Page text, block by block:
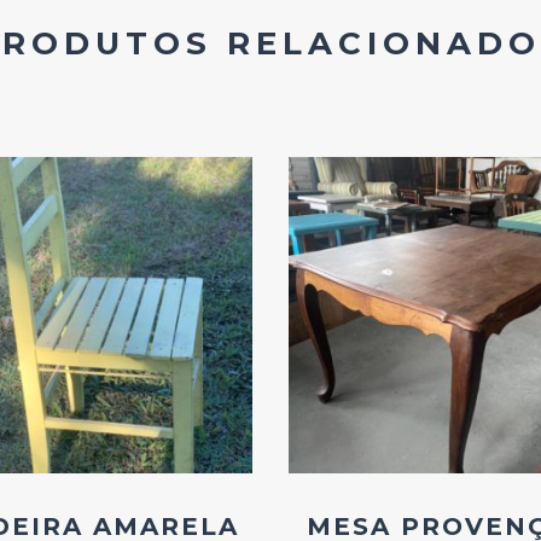
Add
ao
Favoritos
AMARELA
Add
ao
Favoritos
MESA